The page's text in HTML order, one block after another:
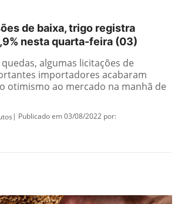
de baixa, trigo registra
nesta quarta-feira (03)
algumas licitações de
importadores acabaram
otimismo ao mercado na manhã de
| Publicado em 03/08/2022 por: